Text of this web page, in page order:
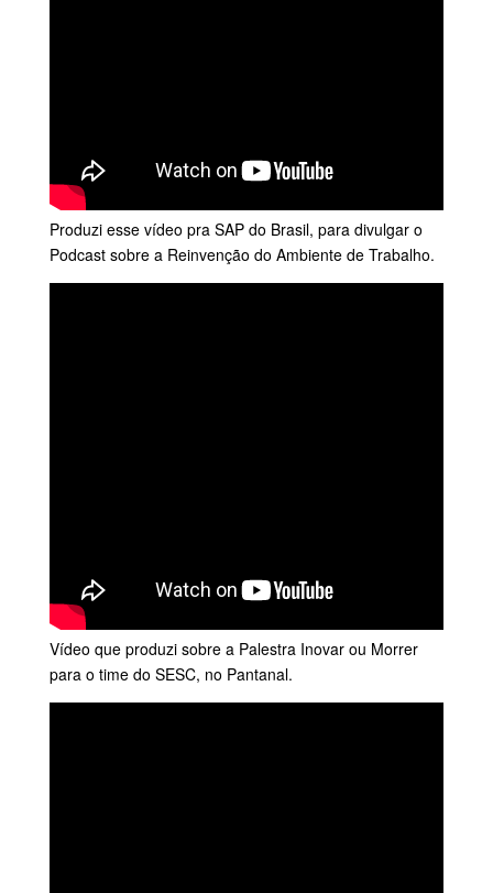
Produzi esse vídeo pra SAP do Brasil, para divulgar o
Podcast sobre a Reinvenção do Ambiente de Trabalho.
Vídeo que produzi sobre a Palestra Inovar ou Morrer
para o time do SESC, no Pantanal.